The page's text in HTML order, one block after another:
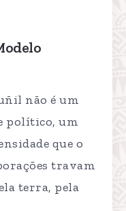
não é um
político, um
que o
travam
terra, pela